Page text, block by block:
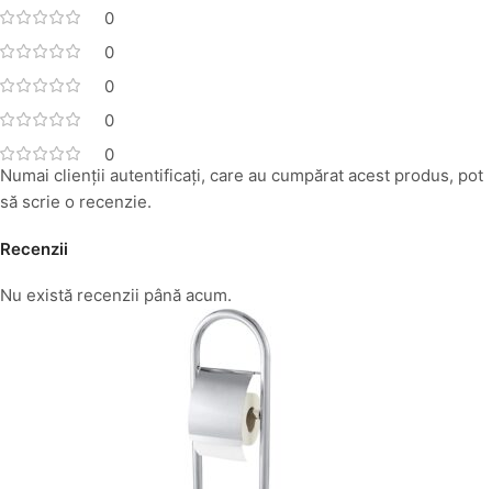
0
0
0
0
0
Recenzii
Nu există recenzii până acum.
Numai clienții autentificați, care au cumpărat acest produs, pot
să scrie o recenzie.